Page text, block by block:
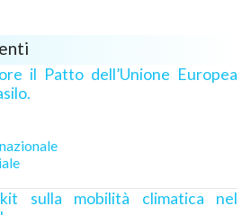
il Patto dell’Unione Europea
sulla mobilità climatica nel